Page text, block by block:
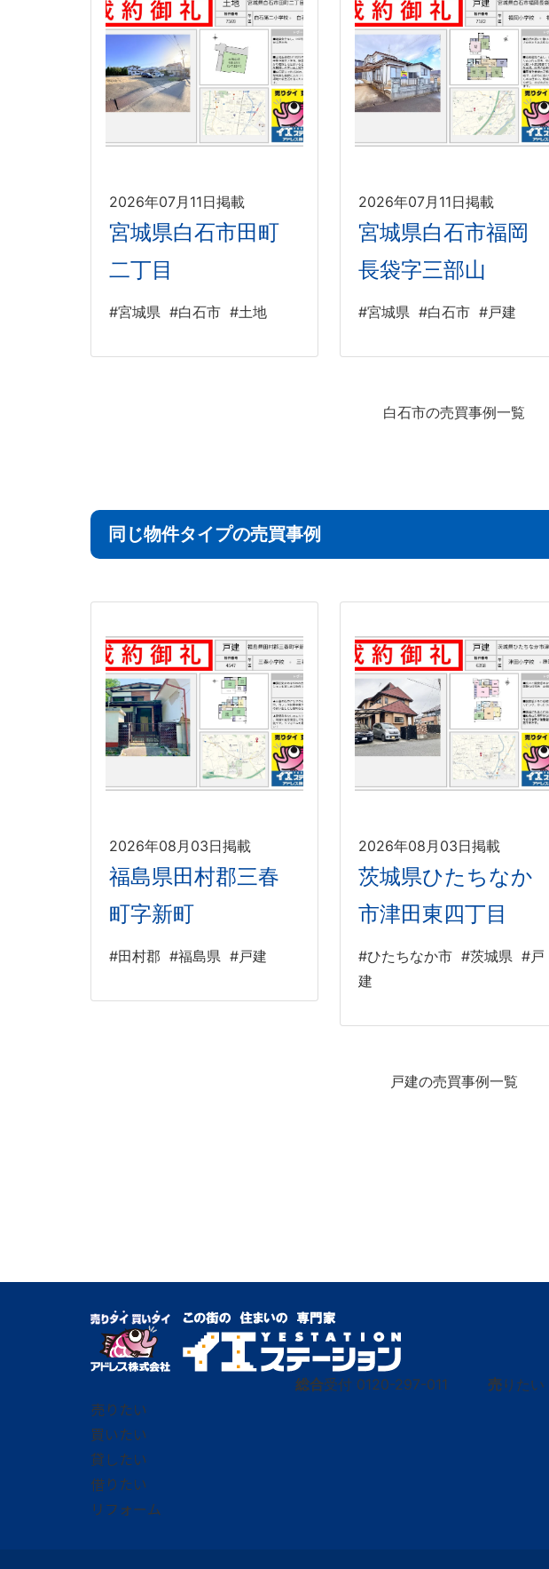
2026年07月11日掲載
宮城県白石市田町
二丁目
#宮城県 #白石市 #土地
2026年07月11日掲載
宮城県白石市福岡
長袋字三部山
#宮城県 #白石市 #戸建
白石市の売買事例一覧
同じ物件タイプの売買事例
2026年08月03日掲載
福島県田村郡三春
町字新町
#田村郡 #福島県 #戸建
2026年08月03日掲載
茨城県ひたちなか
市津田東四丁目
#ひたちなか市 #茨城県 #戸
建
戸建の売買事例一覧
総合受付 0120-297-011 売りたい
売りたい
買いたい
貸したい
借りたい
リフォーム